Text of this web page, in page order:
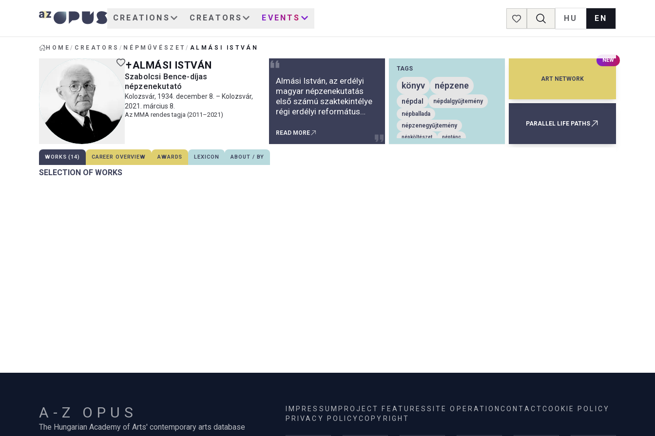
CREATIONS CREATORS EVENTS
Favorites
HU EN
HOME/ CREATORS / NÉPMŰVÉSZET/ ALMÁSI ISTVÁN
ALMÁSI ISTVÁN
Szabolcsi Bence-díjas
népzenekutató
Kolozsvár, 1934. december 8. – Kolozsvár,
2021. március 8.
Az MMA rendes tagja (2011–2021)
Almási István, az erdélyi
magyar népzenekutatás
első számú szaktekintélye
régi erdélyi református
Dédapja Almási Sámuel, a
19. század neves
READ MORE
TAGS
könyv népzene
népdal
népdalgyűjtemény
népballada
népzenegyűjtemény
népköltészet néptánc
NEW
ART NETWORK
PARALLEL LIFE PATHS
WORKS (14) CAREER OVERVIEW AWARDS LEXICON ABOUT / BY
SELECTION OF WORKS
A-Z OPUS
The Hungarian Academy of Arts' contemporary arts database
IMPRESSUM PROJECT FEATURESSITE OPERATIONCONTACTCOOKIE POLICY
PRIVACY POLICYCOPYRIGHT